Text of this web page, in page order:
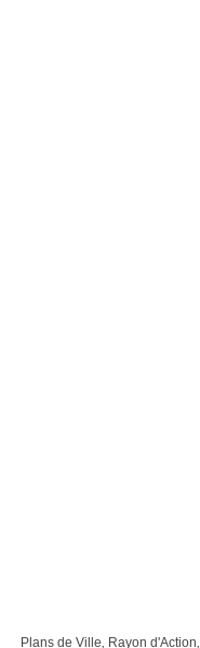
Plans de Ville, Rayon d'Action,